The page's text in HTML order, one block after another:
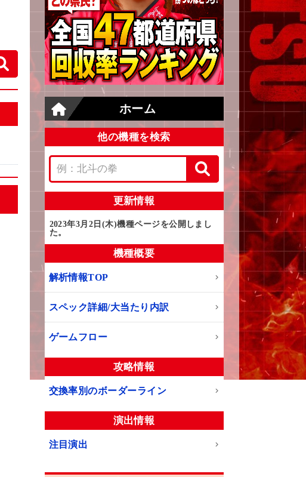
ホーム
他の機種を検索
更新情報
2023年3月2日(木)機種ページを公開しまし
た。
機種概要
解析情報TOP
スペック詳細/大当たり内訳
ゲームフロー
攻略情報
交換率別のボーダーライン
演出情報
注目演出